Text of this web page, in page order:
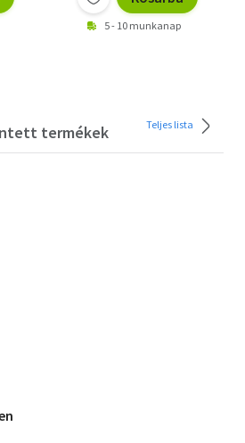
5 - 10 munkanap
termékek Teljes lista